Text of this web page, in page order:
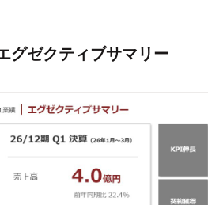
グゼクティブサマリー